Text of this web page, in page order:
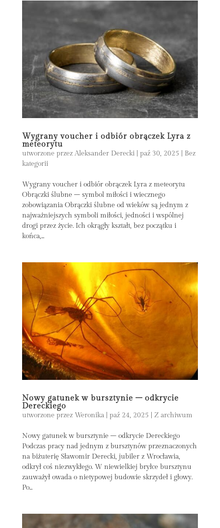
Wygrany voucher i odbiór obrączek Lyra z
meteorytu
utworzone przez Aleksander Derecki| paź 30, 2025
Bez
kategorii
Wygrany voucher i odbiór obrączek Lyra z meteorytu
Obrączki ślubne – symbol miłości i wiecznego
zobowiązania Obrączki ślubne od wieków są jednym z
najważniejszych symboli miłości, jedności i wspólnej
drogi przez życie. Ich okrągły kształt, bez początku i
końca,...
Nowy gatunek w bursztynie – odkrycie
Dereckiego
utworzone przez Weronika| paź 24, 2025 Z archiwum
Nowy gatunek w bursztynie – odkrycie Dereckiego
Podczas pracy nad jednym z bursztynów przeznaczonych
na biżuterię Sławomir Derecki, jubiler z Wrocławia,
odkrył coś niezwykłego. W niewielkiej bryłce bursztynu
zauważył owada o nietypowej budowie skrzydeł i głowy.
Po...